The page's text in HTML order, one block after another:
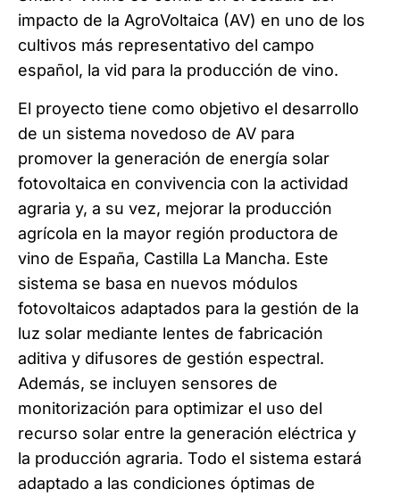
impacto de la AgroVoltaica (AV) en uno de los
cultivos más representativo del campo
español, la vid para la producción de vino.
El proyecto tiene como objetivo el desarrollo
de un sistema novedoso de AV para
promover la generación de energía solar
fotovoltaica en convivencia con la actividad
agraria y, a su vez, mejorar la producción
agrícola en la mayor región productora de
vino de España, Castilla La Mancha. Este
sistema se basa en nuevos módulos
fotovoltaicos adaptados para la gestión de la
luz solar mediante lentes de fabricación
aditiva y difusores de gestión espectral.
Además, se incluyen sensores de
monitorización para optimizar el uso del
recurso solar entre la generación eléctrica y
la producción agraria. Todo el sistema estará
adaptado a las condiciones óptimas de